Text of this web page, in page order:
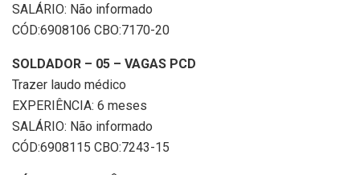
SALÁRIO: Não informado
CÓD:6908106 CBO:7170-20
SOLDADOR – 05 – VAGAS PCD
Trazer laudo médico
EXPERIÊNCIA: 6 meses
SALÁRIO: Não informado
CÓD:6908115 CBO:7243-15